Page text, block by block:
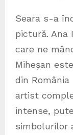
Seara s-a
pictură. Ana
care ne
Miheșan
din
artist
intense,
simbolurilor